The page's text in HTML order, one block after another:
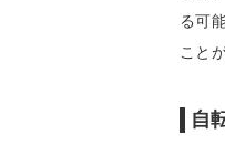
る可
こと
自